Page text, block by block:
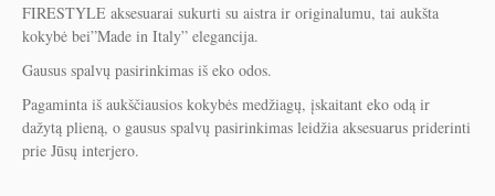
FIRESTYLE aksesuarai sukurti su aistra ir originalumu, tai aukšta
kokybė bei”Made in Italy” elegancija.
Gausus spalvų pasirinkimas iš eko odos.
Pagaminta iš aukščiausios kokybės medžiagų, įskaitant eko odą ir
dažytą plieną, o gausus spalvų pasirinkimas leidžia aksesuarus priderinti
prie Jūsų interjero.